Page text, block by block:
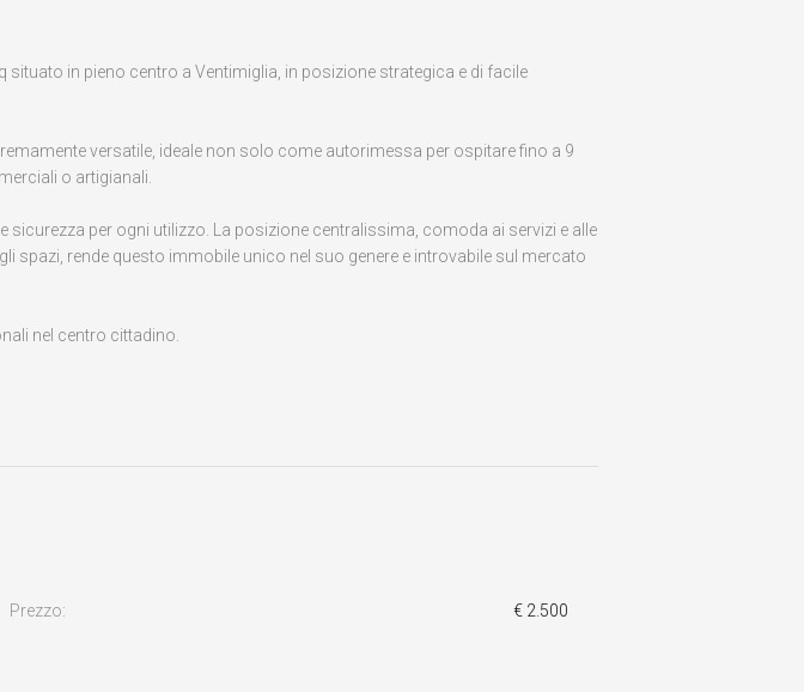
in pieno centro a Ventimiglia, in posizione strategica e di facile
versatile, ideale non solo come autorimessa per ospitare fino a 9
o artigianali.
per ogni utilizzo. La posizione centralissima, comoda ai servizi e alle
spazi, rende questo immobile unico nel suo genere e introvabile sul mercato
nel centro cittadino.
Prezzo: € 2.500